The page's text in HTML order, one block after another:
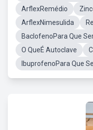
ArflexRemédio
ArflexNimesulida
BaclofenoPara Que
O QueÉ Autoclave
IbuprofenoPara Que